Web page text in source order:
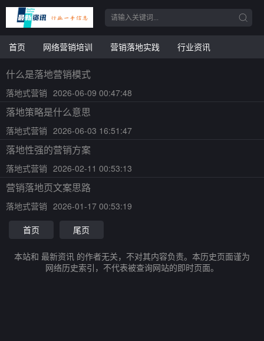
首页 网络营销培训 营销落地实践 行业资讯
什么是落地营销模式
落地式营销 2026-06-09 00:47:48
落地策略是什么意思
落地式营销 2026-06-03 16:51:47
落地性强的营销方案
落地式营销 2026-02-11 00:53:13
营销落地页文案思路
落地式营销 2026-01-17 00:53:19
首页
尾页
本站和 最新资讯 的作者无关，不对其内容负责。本历史页面谨为
网络历史索引，不代表被查询网站的即时页面。